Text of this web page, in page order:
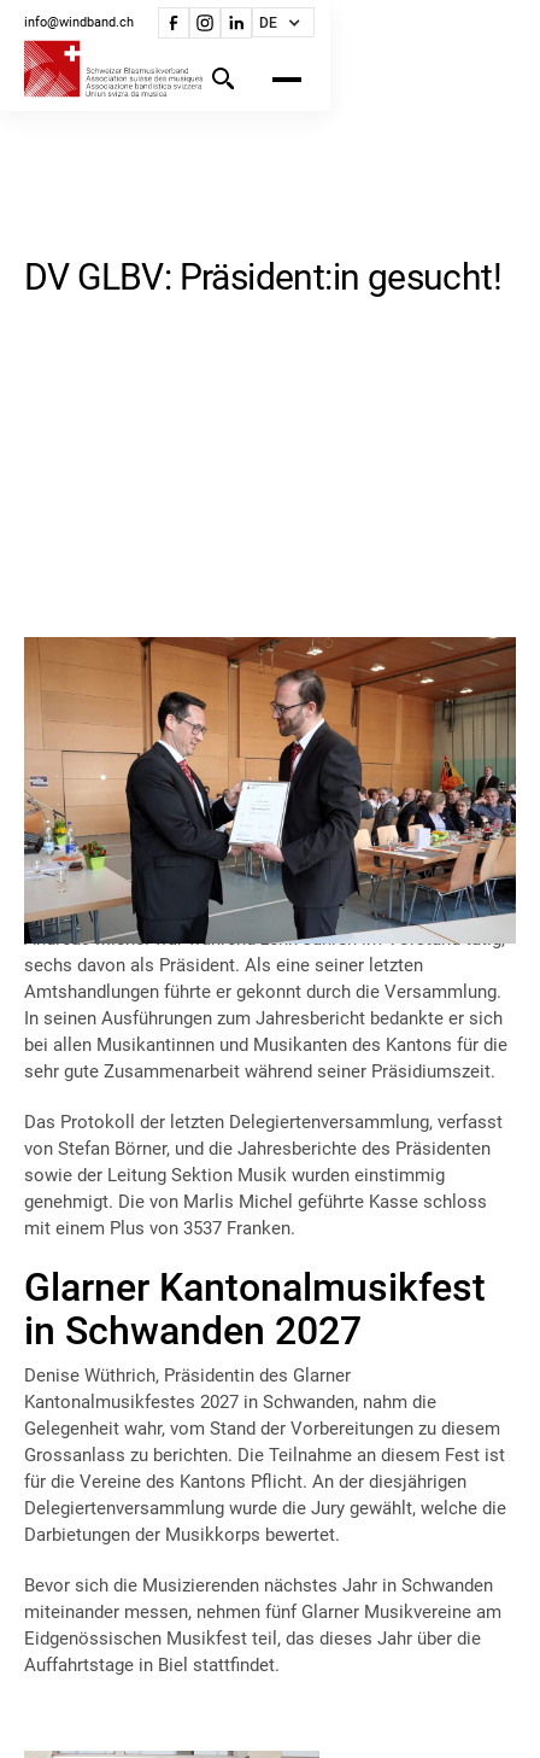
info@windband.ch DE
DV GLBV: Präsident:in gesucht!
An der diesjährigen Delegiertenversammlung des Glarner
Blasmusikverbandes in Oberurnen wurde Präsident Andreas
Michel verabschiedet. Sein Amt bleibt vorerst vakant, da
trotz intensiver Suche niemand für das Präsidium gefunden
werden konnte. Neu nimmt Reto Schuler Einsitz in den
Vorstand.
Andreas Michel war während zehn Jahren im Vorstand tätig,
sechs davon als Präsident. Als eine seiner letzten
Amtshandlungen führte er gekonnt durch die Versammlung.
In seinen Ausführungen zum Jahresbericht bedankte er sich
bei allen Musikantinnen und Musikanten des Kantons für die
sehr gute Zusammenarbeit während seiner Präsidiumszeit.
Das Protokoll der letzten Delegiertenversammlung, verfasst
von Stefan Börner, und die Jahresberichte des Präsidenten
sowie der Leitung Sektion Musik wurden einstimmig
genehmigt. Die von Marlis Michel geführte Kasse schloss
mit einem Plus von 3537 Franken.
Glarner Kantonalmusikfest
in Schwanden 2027
Denise Wüthrich, Präsidentin des Glarner
Kantonalmusikfestes 2027 in Schwanden, nahm die
Gelegenheit wahr, vom Stand der Vorbereitungen zu diesem
Grossanlass zu berichten. Die Teilnahme an diesem Fest ist
für die Vereine des Kantons Pflicht. An der diesjährigen
Delegiertenversammlung wurde die Jury gewählt, welche die
Darbietungen der Musikkorps bewertet.
Bevor sich die Musizierenden nächstes Jahr in Schwanden
miteinander messen, nehmen fünf Glarner Musikvereine am
Eidgenössischen Musikfest teil, das dieses Jahr über die
Auffahrtstage in Biel stattfindet.